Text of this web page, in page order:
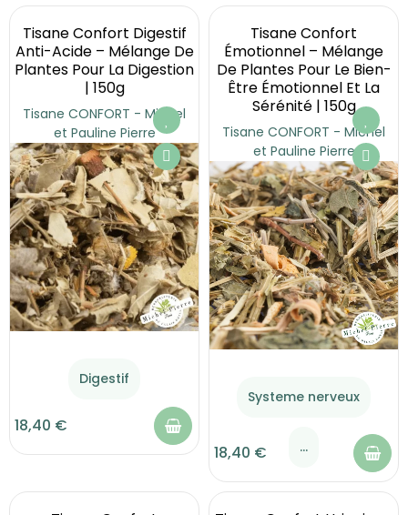
Tisane Confort Digestif
Anti-Acide – Mélange De
Plantes Pour La Digestion
| 150g
Tisane CONFORT - Michel
et Pauline Pierre
Digestif
18,40 €
Tisane Confort
Émotionnel – Mélange
De Plantes Pour Le Bien-
Être Émotionnel Et La
Sérénité | 150g
Tisane CONFORT - Michel
et Pauline Pierre
Systeme nerveux
...
18,40 €